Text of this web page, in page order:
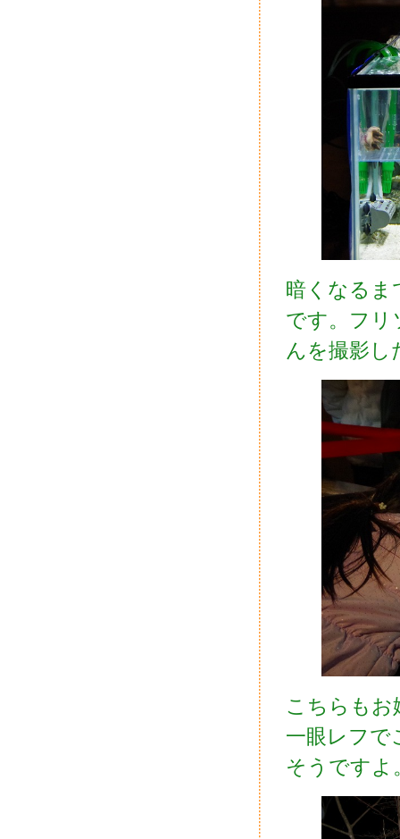
暗くなるま
です。フリ
んを撮影し
こちらもお
一眼レフで
そうですよ